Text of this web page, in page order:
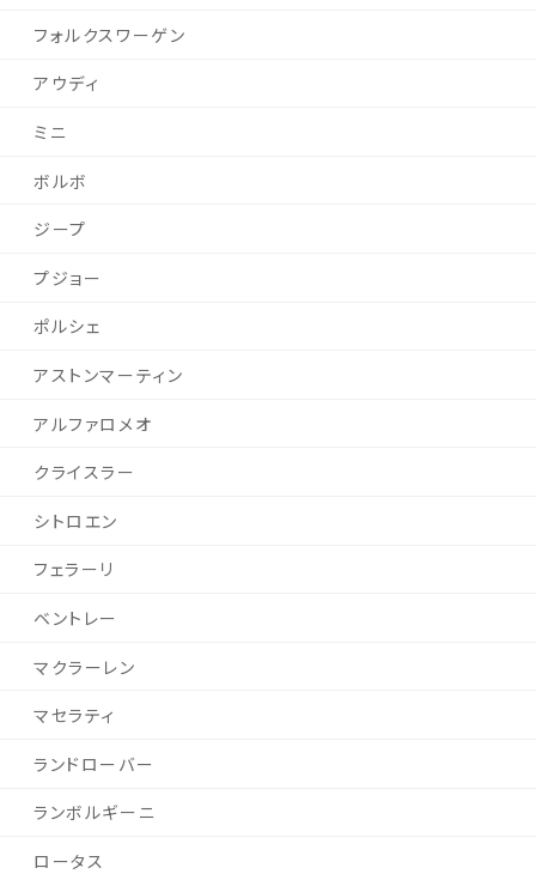
フォルクスワーゲン
アウディ
ミニ
ボルボ
ジープ
プジョー
ポルシェ
アストンマーティン
アルファロメオ
クライスラー
シトロエン
フェラーリ
ベントレー
マクラーレン
マセラティ
ランドローバー
ランボルギーニ
ロータス